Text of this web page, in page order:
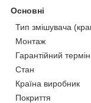
Основні
Тип змішувача
Монтаж
Гарантійний термін
Стан
Країна виробник
Покриття